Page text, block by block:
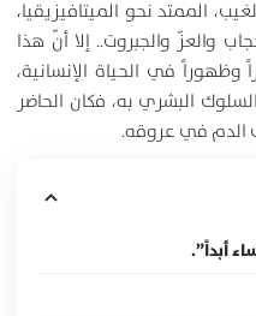
الممتد نحو الميتافيزيقيا،
والعزّ والجبروت.. إلا أنّ هذا
وظهوراً في الحياة الإنسانية،
البشري به، فكان الحاضر
الدم في عروقه.
أبداً”.